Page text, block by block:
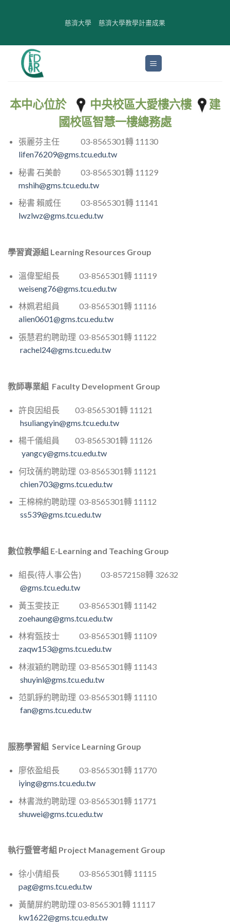
慈濟大學 慈濟大學教學計畫成果
本中心位於 中央校區大愛樓六樓
建
國校區智慧一樓總務處
張麗芬主任 03-8565301轉 11130
lifen76209@gms.tcu.edu.tw
秘書 石美齡 03-8565301轉 11129
mshih@gms.tcu.edu.tw
秘書 賴威任 03-8565301轉 11141
lwzlwz@gms.tcu.edu.tw
學習資源組 Learning Resources Group
溫偉聖組長 03-8565301轉 11119
weiseng76@gms.tcu.edu.tw
林姵君組員 03-8565301轉 11116
alien0601@gms.tcu.edu.tw
張慧君約聘助理 03-8565301轉 11122
rachel24@gms.tcu.edu.tw
教師專業組 Faculty Development Group
許良因組長 03-8565301轉 11121
hsuliangyin@gms.tcu.edu.tw
楊千儀組員 03-8565301轉 11126
yangcy@gms.tcu.edu.tw
何玟蒨約聘助理 03-8565301轉 11121
chien703@gms.tcu.edu.tw
王棉棉約聘助理 03-8565301轉 11112
ss539@gms.tcu.edu.tw
數位教學組 E-Learning and Teaching Group
組長(待人事公告) 03-8572158轉 32632
@gms.tcu.edu.tw
黃玉雯技正 03-8565301轉 11142
zoehaung@gms.tcu.edu.tw
林宥甄技士 03-8565301轉 11109
zaqw153@gms.tcu.edu.tw
林淑穎約聘助理 03-8565301轉 11143
shuyinl@gms.tcu.edu.tw
范凱錚約聘助理 03-8565301轉 11110
fan@gms.tcu.edu.tw
服務學習組 Service Learning Group
廖依盈組長 03-8565301轉 11770
iying@gms.tcu.edu.tw
林書溦約聘助理 03-8565301轉 11771
shuwei@gms.tcu.edu.tw
執行暨管考組 Project Management Group
徐小倩組長 03-8565301轉 11115
pag@gms.tcu.edu.tw
黃蘭屏約聘助理 03-8565301轉 11117
kw1622@gms.tcu.edu.tw